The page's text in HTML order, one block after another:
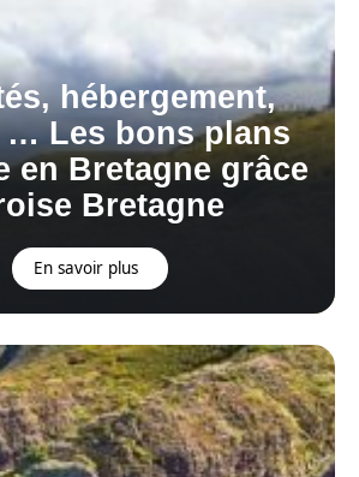
hébergement,
… Les bons plans
en Bretagne grâce
Bretagne
En savoir plus